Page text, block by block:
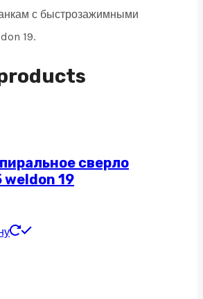
с быстрозажимными
19.
сверло
weldon 19